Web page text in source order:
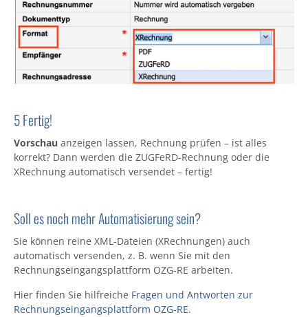
5 Fertig!
Vorschau anzeigen lassen, Rechnung prüfen – ist alles
korrekt? Dann werden die ZUGFeRD-Rechnung oder die
XRechnung automatisch versendet – fertig!
Soll es noch mehr Automatisierung sein?
Sie können reine XML-Dateien (XRechnungen) auch
automatisch versenden, z. B. wenn Sie mit den
Rechnungseingangsplattform OZG-RE arbeiten.
Hier finden Sie hilfreiche Fragen und Antworten zur
Rechnungseingangsplattform OZG-RE.